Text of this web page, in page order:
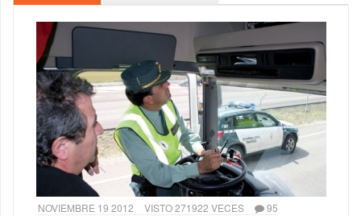
NOVIEMBRE 19 2012 VISTO 271922 VECES 95